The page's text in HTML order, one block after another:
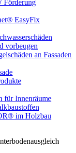
Förderung
EasyFix
vorbeugen
an Fassaden
für Innenräume
im Holzbau